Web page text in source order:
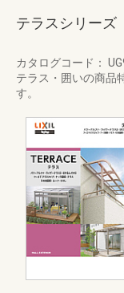
テラスシリーズ
カタログコード：
テラス・囲いの商品
す。